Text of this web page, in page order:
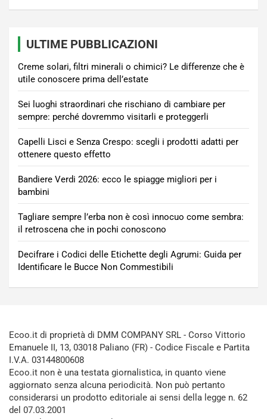
ULTIME PUBBLICAZIONI
Creme solari, filtri minerali o chimici? Le differenze che è
utile conoscere prima dell’estate
Sei luoghi straordinari che rischiano di cambiare per
sempre: perché dovremmo visitarli e proteggerli
Capelli Lisci e Senza Crespo: scegli i prodotti adatti per
ottenere questo effetto
Bandiere Verdi 2026: ecco le spiagge migliori per i
bambini
Tagliare sempre l’erba non è così innocuo come sembra:
il retroscena che in pochi conoscono
Decifrare i Codici delle Etichette degli Agrumi: Guida per
Identificare le Bucce Non Commestibili
Ecoo.it di proprietà di DMM COMPANY SRL - Corso Vittorio
Emanuele II, 13, 03018 Paliano (FR) - Codice Fiscale e Partita
I.V.A. 03144800608
Ecoo.it non è una testata giornalistica, in quanto viene
aggiornato senza alcuna periodicità. Non può pertanto
considerarsi un prodotto editoriale ai sensi della legge n. 62
del 07.03.2001